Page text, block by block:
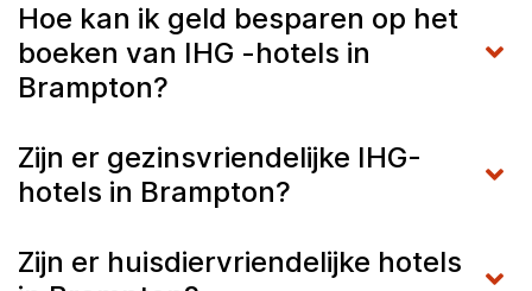
Hoe kan ik geld besparen op het
boeken van IHG -hotels in
Brampton?
Zijn er gezinsvriendelijke IHG-
hotels in Brampton?
Zijn er huisdiervriendelijke hotels